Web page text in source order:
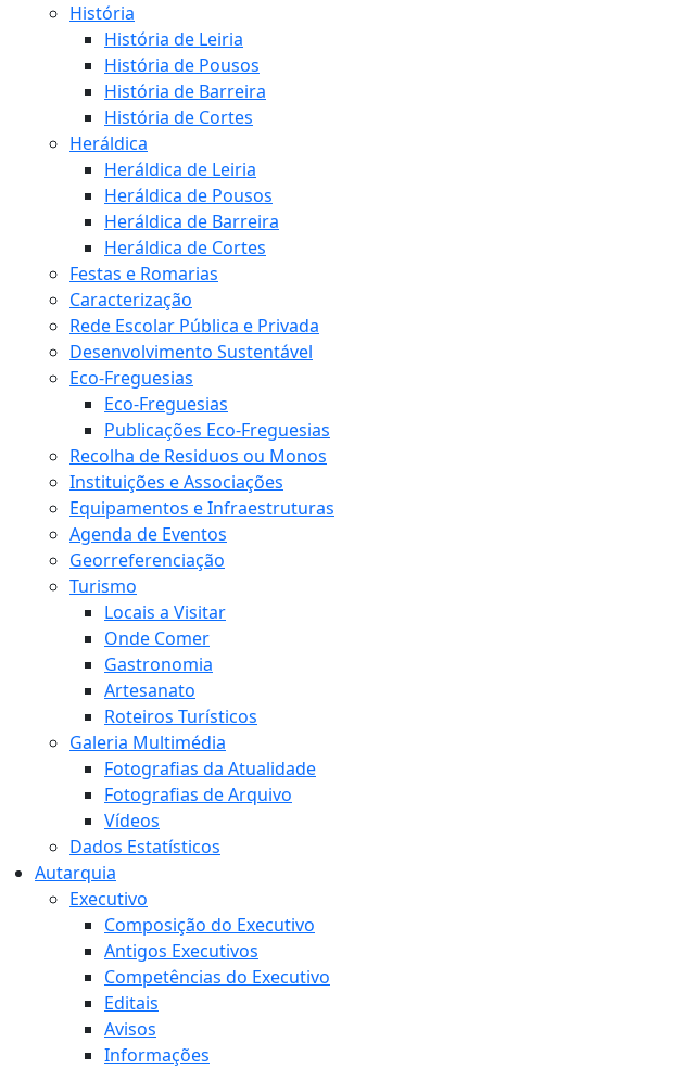
História
História de Leiria
História de Pousos
História de Barreira
História de Cortes
Heráldica
Heráldica de Leiria
Heráldica de Pousos
Heráldica de Barreira
Heráldica de Cortes
Festas e Romarias
Caracterização
Rede Escolar Pública e Privada
Desenvolvimento Sustentável
Eco-Freguesias
Eco-Freguesias
Publicações Eco-Freguesias
Recolha de Residuos ou Monos
Instituições e Associações
Equipamentos e Infraestruturas
Agenda de Eventos
Georreferenciação
Turismo
Locais a Visitar
Onde Comer
Gastronomia
Artesanato
Roteiros Turísticos
Galeria Multimédia
Fotografias da Atualidade
Fotografias de Arquivo
Vídeos
Dados Estatísticos
Autarquia
Executivo
Composição do Executivo
Antigos Executivos
Competências do Executivo
Editais
Avisos
Informações